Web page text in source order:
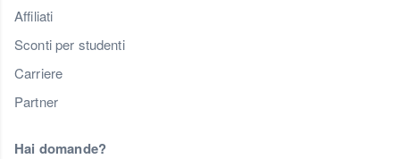
Affiliati
Sconti per studenti
Carriere
Partner
Hai domande?